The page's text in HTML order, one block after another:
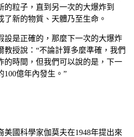
的粒子，直到另一次的大爆炸到
了新的物質、天體乃至生命。
是正確的，那麼下一次的大爆炸
教授說：“不論計算多麼準確，我們
的時間，但我們可以說的是，下一
100億年內發生。”
國科學家伽莫夫在1948年提出來